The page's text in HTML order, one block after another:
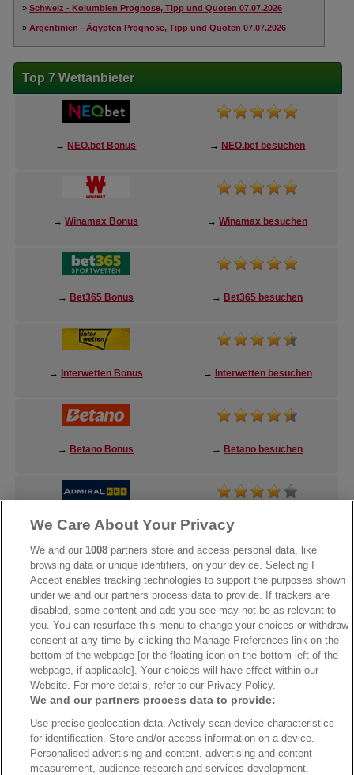
»Schweiz - Kolumbien Prognose, Tipp und Quoten 07.07.2026
»Argentinien - Ägypten Prognose, Tipp und Quoten 07.07.2026
Top 7 Wettanbieter
→ NEO.bet Bonus → NEO.bet besuchen
→Winamax Bonus →Winamax besuchen
→ Bet365 Bonus → Bet365 besuchen
→ Interwetten Bonus → Interwetten besuchen
→ Betano Bonus → Betano besuchen
→AdmiralBet Bonus →AdmiralBet besuchen
→Bwin Bonus →Bwin besuchen
We Care About Your Privacy
We and our1008 partners store and access personal data, like
browsing data or unique identifiers, on your device. Selecting I
Accept enables tracking technologies to support the purposes shown
under we and our partners process data to provide. If trackers are
disabled, some content and ads you see may not be as relevant to
you. You can resurface this menu to change your choices or withdraw
consent at any time by clicking the Manage Preferences link on the
bottom of the webpage [or the floating icon on the bottom-left of the
webpage, if applicable]. Your choices will have effect within our
Website. For more details, refer to our Privacy Policy.
We and our partners process data to provide:
Use precise geolocation data. Actively scan device characteristics
for identification. Store and/or access information on a device.
Personalised advertising and content, advertising and content
measurement, audience research and services development.